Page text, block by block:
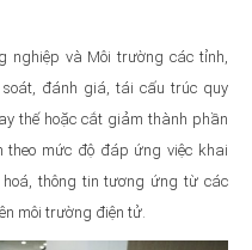
nghiệp và Môi trường các tỉnh,
đánh giá, tái cấu trúc quy
thế hoặc cắt giảm thành phần
theo mức độ đáp ứng việc khai
thông tin tương ứng từ các
môi trường điện tử.